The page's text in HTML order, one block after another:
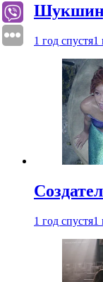
Шукшин,
1 год спустя1
1 год спустя1